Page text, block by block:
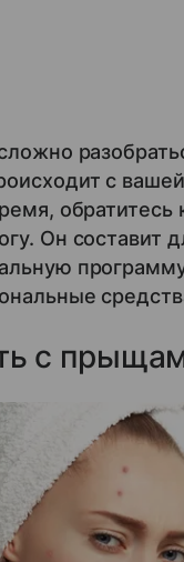
с
обратитесь
Он составит
с